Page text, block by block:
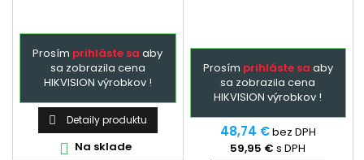
Prosím prihláste sa aby
sa zobrazila cena
HIKVISION výrobkov !
 Detaily produktu
 Na sklade
Prosím prihláste sa aby
sa zobrazila cena
HIKVISION výrobkov !
48,74 €bez DPH
59,95 € s DPH